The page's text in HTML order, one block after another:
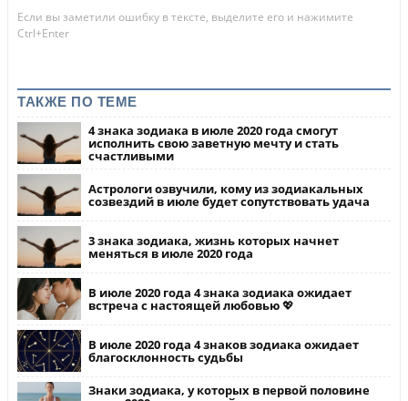
Если вы заметили ошибку в тексте, выделите его и нажимите
Ctrl+Enter
ТАКЖЕ ПО ТЕМЕ
4 знака зодиака в июле 2020 года смогут
исполнить свою заветную мечту и стать
счастливыми
Астрологи озвучили, кому из зодиакальных
созвездий в июле будет сопутствовать удача
3 знака зодиака, жизнь которых начнет
меняться в июле 2020 года
В июле 2020 года 4 знака зодиака ожидает
встреча с настоящей любовью 💖
В июле 2020 года 4 знаков зодиака ожидает
благосклонность судьбы
Знаки зодиака, у которых в первой половине